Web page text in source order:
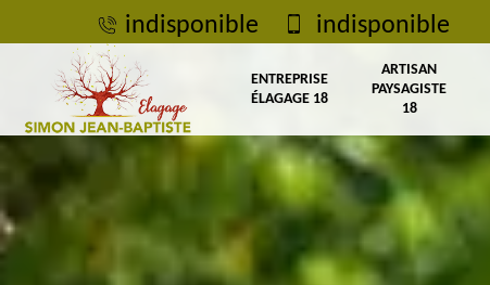
indisponible indisponible
ENTREPRISE
ÉLAGAGE 18
ARTISAN
PAYSAGISTE
18